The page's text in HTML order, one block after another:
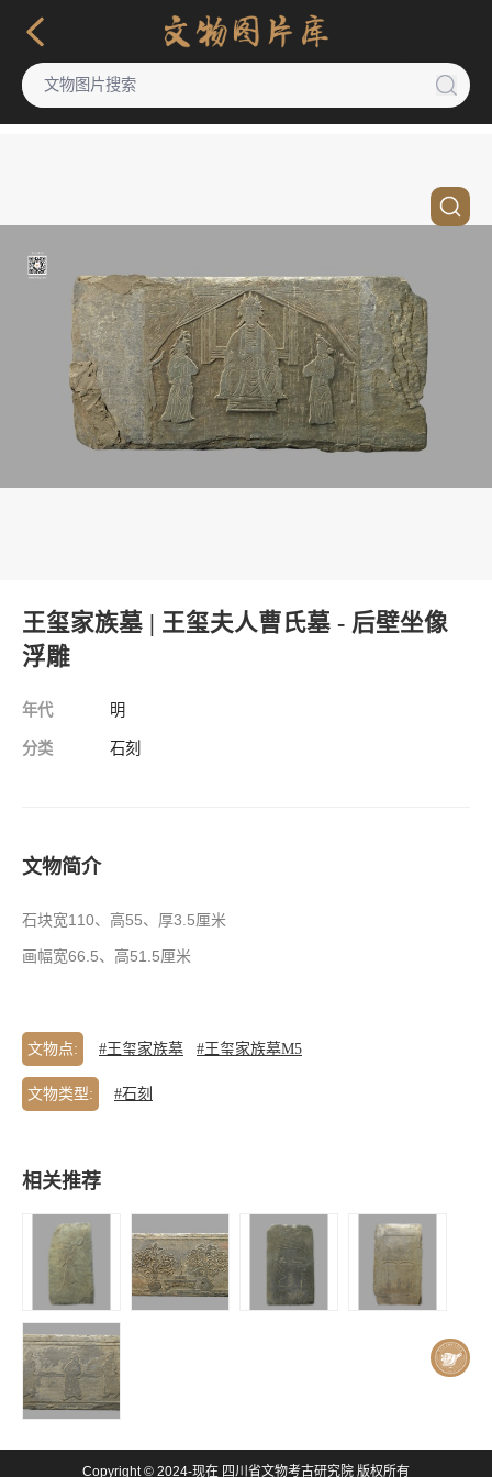
王玺家族墓 | 王玺夫人曹氏墓 - 后壁坐像
浮雕
年代 明
分类 石刻
文物简介
石块宽110、高55、厚3.5厘米
画幅宽66.5、高51.5厘米
文物点: #王玺家族墓 #王玺家族墓M5
文物类型: #石刻
相关推荐
王玺家族墓 |
王玺夫人墓 -
持扇侍女浮雕
王祥夫妇合葬
王玺家族墓 |
王祥夫妇合葬Copyright © 2024-现在 四川省文物考古研究院 版权所有